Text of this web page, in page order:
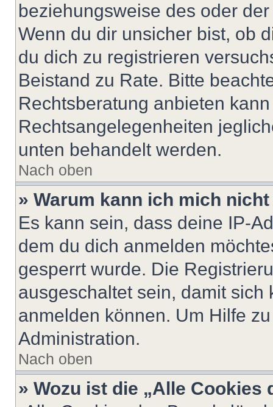
beziehungsweise des oder
Wenn du dir unsicher bist, ob
du dich zu registrieren
Beistand zu Rate. Bitte
Rechtsberatung anbieten
Rechtsangelegenheiten
unten behandelt werden.
Nach oben
» Warum kann ich mich
Es kann sein, dass deine IP-
dem du dich anmelden
gesperrt wurde. Die
ausgeschaltet sein, damit
anmelden können. Um Hilfe
Administration.
Nach oben
» Wozu ist die „Alle